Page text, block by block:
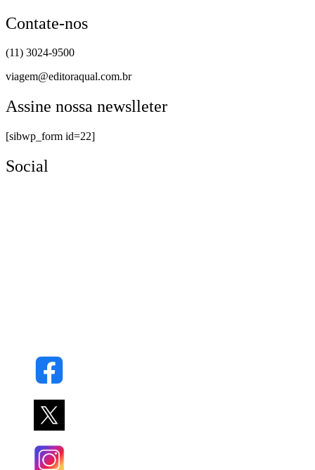
Contate-nos
(11) 3024-9500
viagem@editoraqual.com.br
Assine nossa newslleter
[sibwp_form id=22]
Social